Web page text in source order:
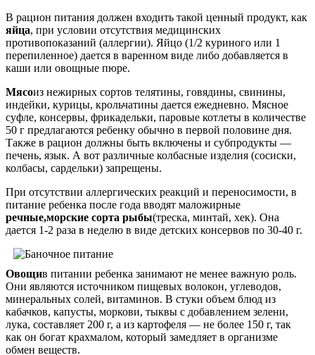
В рацион питания должен входить такой ценный продукт, как
яйца, при условии отсутствия медицинских
противопоказаний (аллергии). Яйцо (1/2 куриного или 1
перепиленное) дается в варенном виде либо добавляется в
каши или овощные пюре.
Мясоиз нежирных сортов телятины, говядины, свинины,
индейки, курицы, крольчатины дается ежедневно. Мясное
суфле, консервы, фрикадельки, паровые котлеты в количестве
50 г предлагаются ребенку обычно в первой половине дня.
Также в рацион должны быть включены и субпродукты —
печень, язык. А вот различные колбасные изделия (сосиски,
колбасы, сардельки) запрещены.
При отсутствии аллергических реакций и переносимости, в
питание ребенка после года вводят маложирные
речные,морские сорта рыбы(треска, минтай, хек). Она
дается 1-2 раза в неделю в виде детских консервов по 30-40 г.
Овощив питании ребенка занимают не менее важную роль.
Они являются источником пищевых волокон, углеводов,
минеральных солей, витаминов. В стуки объем блюд из
кабачков, капусты, моркови, тыквы с добавлением зелени,
лука, составляет 200 г, а из картофеля — не более 150 г, так
как он богат крахмалом, который замедляет в организме
обмен веществ.